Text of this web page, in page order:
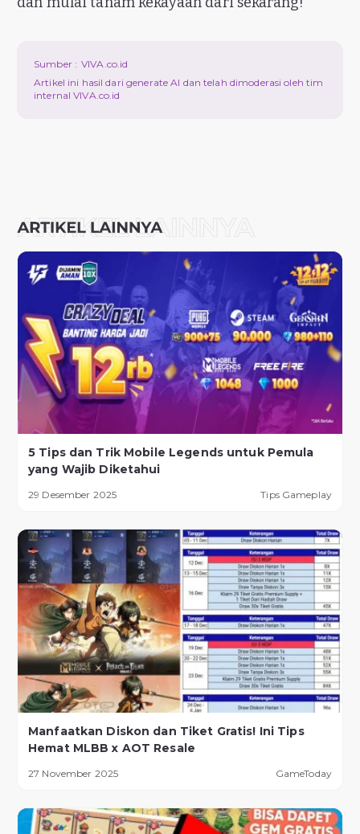
Sumber : VIVA.co.id
Artikel ini hasil dari generate AI dan telah dimoderasi oleh tim
internal VIVA.co.id
5 Tips dan Trik Mobile Legends untuk Pemula
yang Wajib Diketahui
29 Desember 2025 Tips Gameplay
Manfaatkan Diskon dan Tiket Gratis! Ini Tips
Hemat MLBB x AOT Resale
27 November 2025 GameToday